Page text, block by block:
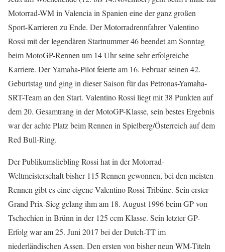
Motorrad-WM in Valencia in Spanien eine der ganz großen
Sport-Karrieren zu Ende. Der Motorradrennfahrer Valentino
Rossi mit der legendären Startnummer 46 beendet am Sonntag
beim MotoGP-Rennen um 14 Uhr seine sehr erfolgreiche
Karriere. Der Yamaha-Pilot feierte am 16. Februar seinen 42.
Geburtstag und ging in dieser Saison für das Petronas-Yamaha-
SRT-Team an den Start. Valentino Rossi liegt mit 38 Punkten auf
dem 20. Gesamtrang in der MotoGP-Klasse, sein bestes Ergebnis
war der achte Platz beim Rennen in Spielberg/Österreich auf dem
Red Bull-Ring.
Der Publikumsliebling Rossi hat in der Motorrad-
Weltmeisterschaft bisher 115 Rennen gewonnen, bei den meisten
Rennen gibt es eine eigene Valentino Rossi-Tribüne. Sein erster
Grand Prix-Sieg gelang ihm am 18. August 1996 beim GP von
Tschechien in Brünn in der 125 ccm Klasse. Sein letzter GP-
Erfolg war am 25. Juni 2017 bei der Dutch-TT im
niederländischen Assen. Den ersten von bisher neun WM-Titeln